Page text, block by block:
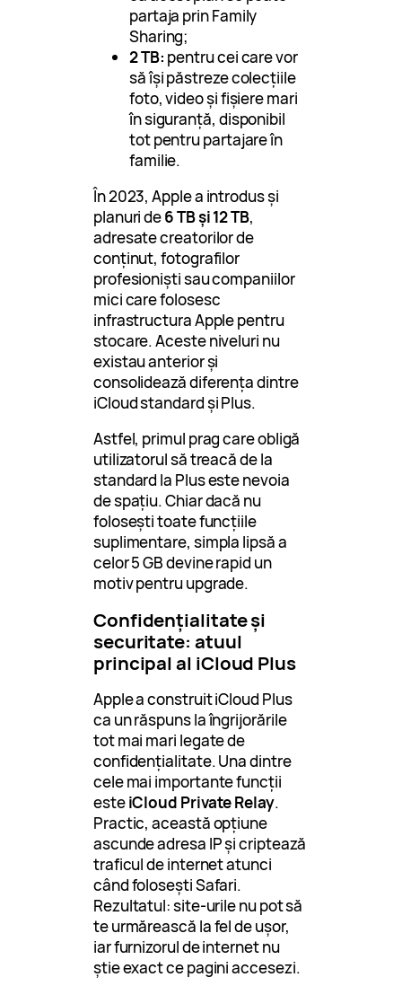
partaja prin Family
Sharing;
2 TB: pentru cei care vor
să își păstreze colecțiile
foto, video și fișiere mari
în siguranță, disponibil
tot pentru partajare în
familie.
În 2023, Apple a introdus și
planuri de6 TB și 12 TB,
adresate creatorilor de
conținut, fotografilor
profesioniști sau companiilor
mici care folosesc
infrastructura Apple pentru
stocare. Aceste niveluri nu
existau anterior și
consolidează diferența dintre
iCloud standard și Plus.
Astfel, primul prag care obligă
utilizatorul să treacă de la
standard la Plus este nevoia
de spațiu. Chiar dacă nu
folosești toate funcțiile
suplimentare, simpla lipsă a
celor 5 GB devine rapid un
motiv pentru upgrade.
Confidențialitate și
securitate: atuul
principal al iCloud Plus
Apple a construit iCloud Plus
ca un răspuns la îngrijorările
tot mai mari legate de
confidențialitate. Una dintre
cele mai importante funcții
esteiCloud Private Relay.
Practic, această opțiune
ascunde adresa IP și criptează
traficul de internet atunci
când folosești Safari.
Rezultatul: site-urile nu pot să
te urmărească la fel de ușor,
iar furnizorul de internet nu
știe exact ce pagini accesezi.